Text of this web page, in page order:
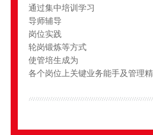
通过集中培训学习
导师辅导
岗位实践
轮岗锻炼等方式
使管培生成为
各个岗位上关键业务能手及管理